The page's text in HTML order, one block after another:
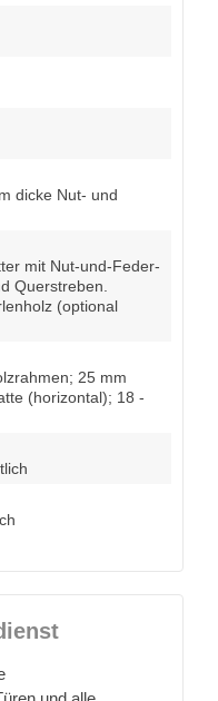
dicke Nut- und
mit Nut-und-Feder-
Querstreben.
(optional
25 mm
(horizontal); 18 -